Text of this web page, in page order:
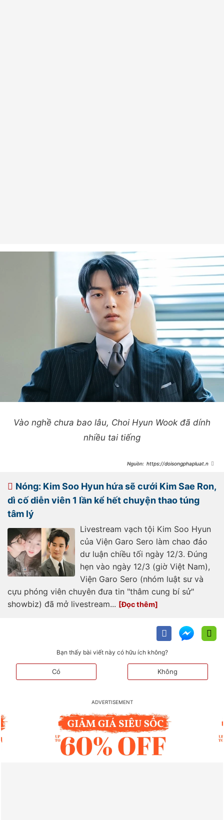
Vào nghề chưa bao lâu, Choi Hyun Wook đã dính
nhiều tai tiếng
https://doisongphapluat.ngu
tai-nan-xe-duoc-kim-soo-hyun-
chong-lung-bao-che-a515977.html
Nóng: Kim Soo Hyun hứa sẽ cưới Kim Sae Ron,
dì cố diễn viên 1 lần kể hết chuyện thao túng
tâm lý
Livestream vạch tội Kim Soo Hyun
của Viện Garo Sero làm chao đảo
dư luận chiều tối ngày 12/3. Đúng
hẹn vào ngày 12/3 (giờ Việt Nam),
Viện Garo Sero (nhóm luật sư và
cựu phóng viên chuyên đưa tin "thâm cung bí sử"
showbiz) đã mở livestream...
Bạn thấy bài viết này có hữu ích không?
Có Không